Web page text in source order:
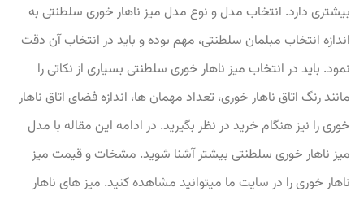
بیشتری دارد. انتخاب مدل و نوع مدل میز ناهار خوری سلطنتی به
اندازه انتخاب مبلمان سلطنتی، مهم بوده و باید در انتخاب آن دقت
نمود. باید در انتخاب میز ناهار خوری سلطنتی بسیاری از نکاتی را
مانند رنگ اتاق ناهار خوری، تعداد مهمان ها، اندازه فضای اتاق ناهار
خوری را نیز هنگام خرید در نظر بگیرید. در ادامه این مقاله با مدل
میز ناهار خوری سلطنتی بیشتر آشنا شوید. مشخات و قیمت میز
ناهار خوری را در سایت ما میتوانید مشاهده کنید. میز های ناهار